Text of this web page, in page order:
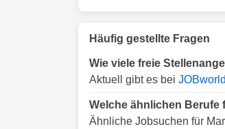
Häufig gestellte Fragen
Wie viele freie
Aktuell gibt es bei JOBworld
Welche ähnlichen Berufe
Ähnliche Jobsuchen für